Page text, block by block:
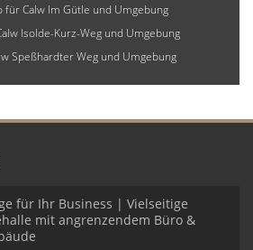
für Calw Im Gütle und Umgebung
Isolde-Kurz-Weg und Umgebung
Speßhardter Weg und Umgebung
für Ihr Business | Vielseitige
mit angrenzendem Büro &